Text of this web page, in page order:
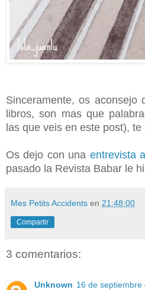
Sinceramente, os aconsejo
libros, son mas que
las que veis en este post), te
Os dejo con una entrevista
pasado la Revista Babar le
Mes Petits Accidents en 21:48:00
Compartir
3 comentarios:
Unknown 16 de